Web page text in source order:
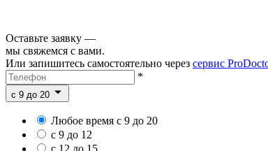
Оставьте заявку —
мы свяжемся с вами.
Или запишитесь самостоятельно через сервис
*
c 9 до 20
Любое время с 9 до 20
с 9 до 12